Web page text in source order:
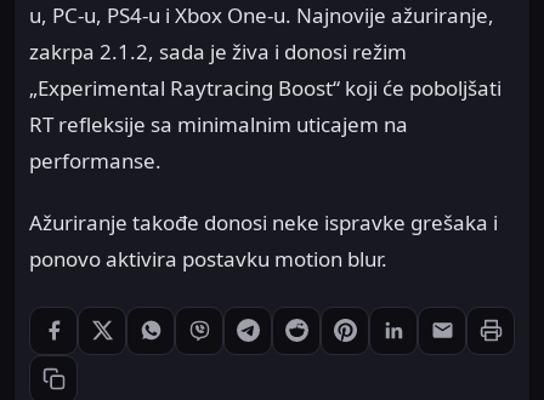
u, PC-u, PS4-u i Xbox One-u. Najnovije ažuriranje,
zakrpa 2.1.2, sada je živa i donosi režim
„Experimental Raytracing Boost“ koji će poboljšati
RT refleksije sa minimalnim uticajem na
performanse.
Ažuriranje takođe donosi neke ispravke grešaka i
ponovo aktivira postavku motion blur.
Podeli: Facebook
Podeli: XPodeli: WhatsApp
Podeli: Viber
Podeli: Telegram
Podeli: Reddit
Podeli: Pinterest
Podeli: LinkedIn
Podeli:
Kopiraj link